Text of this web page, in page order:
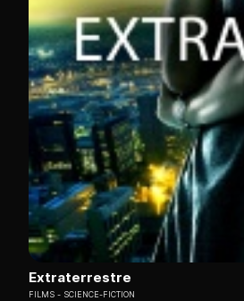
Extraterrestre
FILMS SCIENCE-FICTION